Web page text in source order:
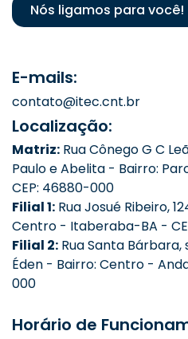
Nós ligamos para você!
E-mails:
contato@itec.cnt.br
Localização:
Matriz: Rua Cônego G C
Paulo e Abelita - Bairro:
CEP: 46880-000
Filial 1: Rua Josué Ribeiro,
Centro - Itaberaba-BA -
Filial 2: Rua Santa
Éden - Bairro: Centro -
000
Horário de